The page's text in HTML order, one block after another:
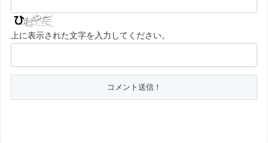
上に表示された文字を入力してください。